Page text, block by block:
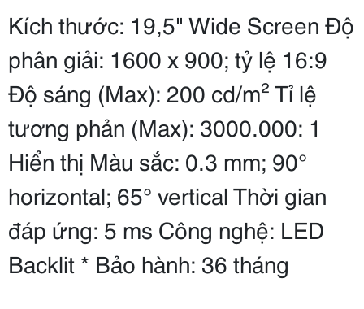
Kích thước: 19,5" Wide Screen Độ
phân giải: 1600 x 900; tỷ lệ 16:9
Độ sáng (Max): 200 cd/m² Tỉ lệ
tương phản (Max): 3000.000: 1
Hiển thị Màu sắc: 0.3 mm; 90°
horizontal; 65° vertical Thời gian
đáp ứng: 5 ms Công nghệ: LED
Backlit * Bảo hành: 36 tháng